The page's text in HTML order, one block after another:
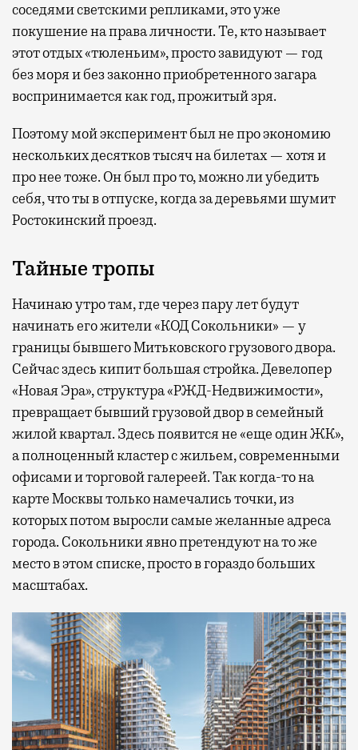
соседями светскими репликами, это уже
покушение на права личности. Те, кто называет
этот отдых «тюленьим», просто завидуют — год
без моря и без законно приобретенного загара
воспринимается как год, прожитый зря.
Поэтому мой эксперимент был не про экономию
нескольких десятков тысяч на билетах — хотя и
про нее тоже. Он был про то, можно ли убедить
себя, что ты в отпуске, когда за деревьями шумит
Ростокинский проезд.
Тайные тропы
Начинаю утро там, где через пару лет будут
начинать его жители «КОД Сокольники» — у
границы бывшего Митьковского грузового двора.
Сейчас здесь кипит большая стройка. Девелопер
«Новая Эра», структура «РЖД-Недвижимости»,
превращает бывший грузовой двор в семейный
жилой квартал. Здесь появится не «еще один ЖК»,
а полноценный кластер с жильем, современными
офисами и торговой галереей. Так когда-то на
карте Москвы только намечались точки, из
которых потом выросли самые желанные адреса
города. Сокольники явно претендуют на то же
место в этом списке, просто в гораздо больших
масштабах.